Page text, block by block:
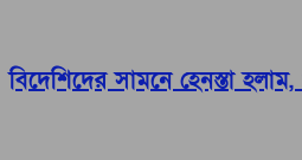
বিদেশিদের সামনে হেনস্তা হলাম,